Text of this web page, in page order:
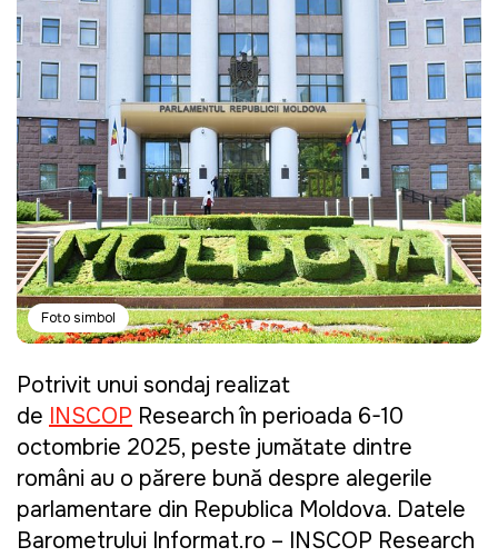
Foto simbol
Potrivit unui sondaj realizat
de INSCOP Research în perioada 6-10
octombrie 2025, peste jumătate dintre
români au o părere bună despre alegerile
parlamentare din Republica Moldova. Datele
Barometrului Informat.ro – INSCOP Research